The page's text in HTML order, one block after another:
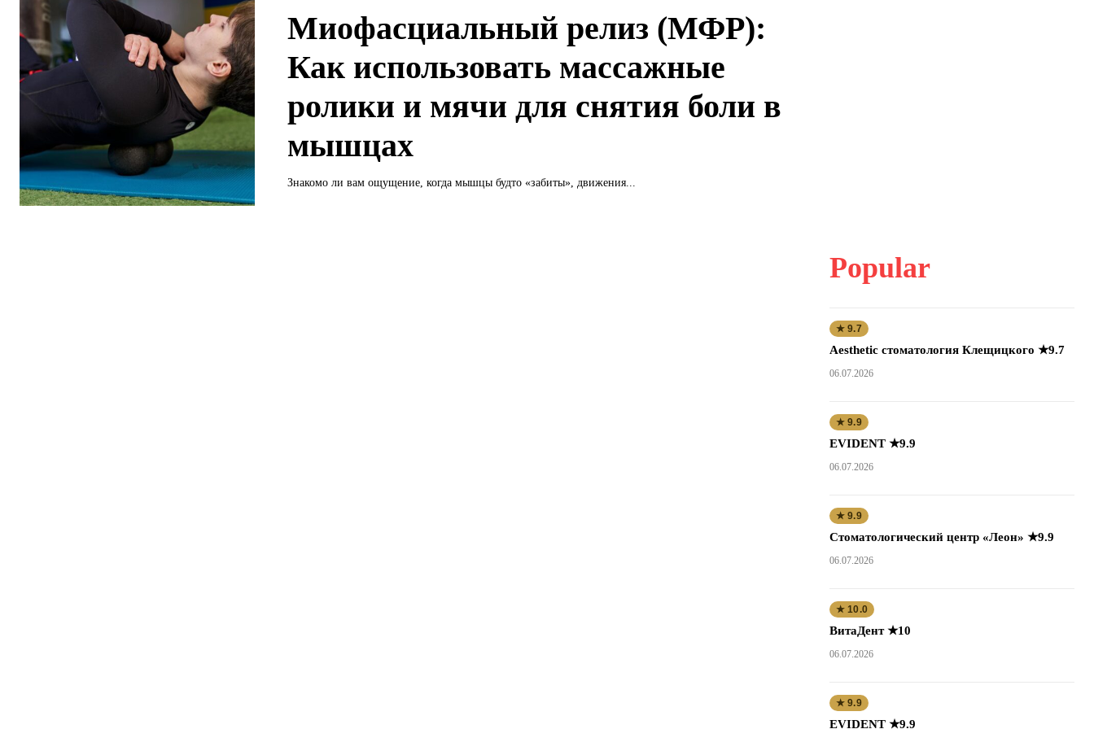
Миофасциальный релиз (МФР):
Как использовать массажные
ролики и мячи для снятия боли в
мышцах
Знакомо ли вам ощущение, когда мышцы будто «забиты», движения...
Popular
★ 9.7
Aesthetic стоматология Клещицкого ★9.7
06.07.2026
★ 9.9
EVIDENT ★9.9
06.07.2026
★ 9.9
Стоматологический центр «Леон» ★9.9
06.07.2026
★ 10.0
ВитаДент ★10
06.07.2026
★ 9.9
EVIDENT ★9.9